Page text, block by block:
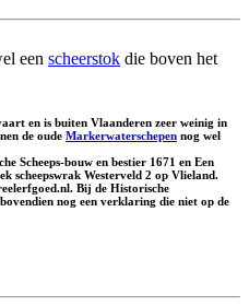
een scheerstok die boven het
en is buiten Vlaanderen zeer weinig in
de oude Markerwaterschepen nog wel
Scheeps-bouw en bestier 1671 en Een
scheepswrak Westerveld 2 op Vlieland.
Bij de Historische
nog een verklaring die niet op de